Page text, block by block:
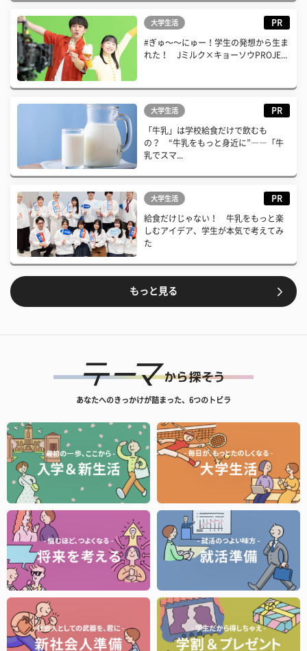
大学生活 PR
#ぎゅ〜〜にゅー！学生の発想から生ま
れた！ Jミルク×キョーソウPROJE...
大学生活 PR
「牛乳」は学校給食だけで飲むも
の？ “牛乳をもっと身近に”――「牛
乳でスマ...
大学生活 PR
給食だけじゃない！ 牛乳をもっと楽
しむアイデア、学生が本気で考えてみ
た
もっと見る
あなたへのきっかけが詰まった、6つのトビラ